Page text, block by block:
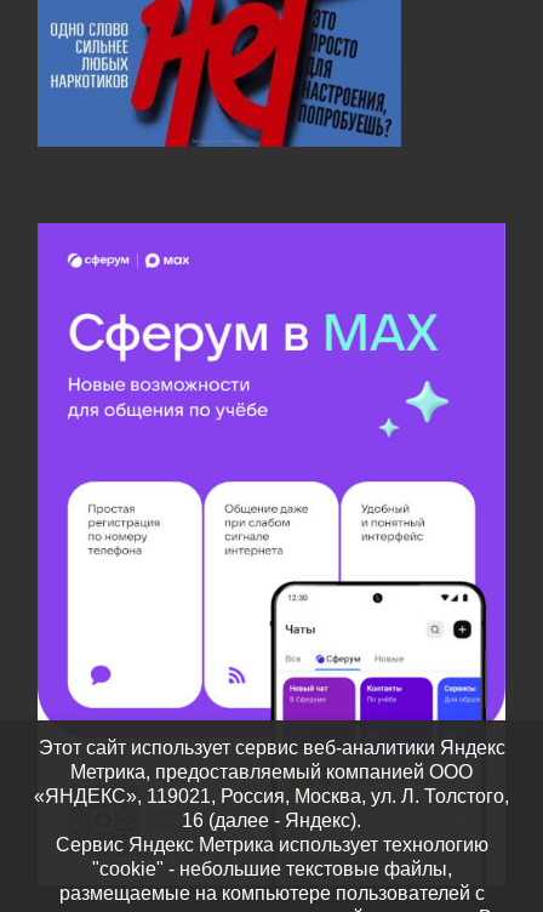
Этот сайт использует сервис веб-аналитики Яндекс
Метрика, предоставляемый компанией ООО
«ЯНДЕКС», 119021, Россия, Москва, ул. Л. Толстого,
16 (далее - Яндекс).
Сервис Яндекс Метрика использует технологию
"cookie" - небольшие текстовые файлы,
размещаемые на компьютере пользователей с